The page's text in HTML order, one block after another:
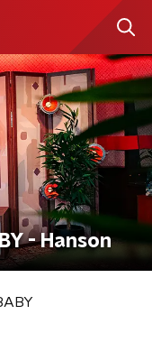
- Hanson